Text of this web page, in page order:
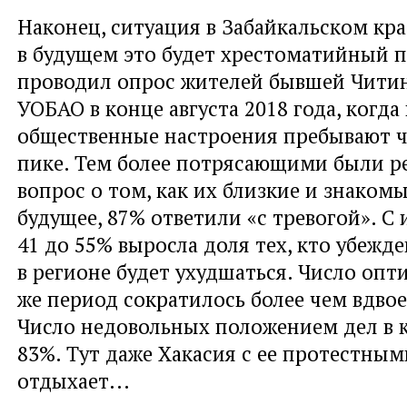
Наконец, ситуация в Забайкальском
в будущем это будет
проводил опрос жителей бывшей
УОБАО в конце августа 2018 года,
общественные настроения пребывают
пике. Тем более потрясающими были
вопрос о том, как их близкие и
будущее, 87% ответили «с тревогой». С
41 до 55% выросла доля тех, кто
в регионе будет ухудшаться. Число
же период сократилось более чем
Число недовольных положением дел в
83%. Тут даже Хакасия с ее
отдыхает...